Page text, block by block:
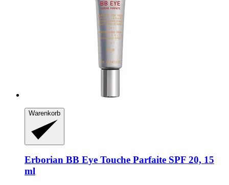
Warenkorb
Erborian BB Eye Touche Parfaite SPF 20, 15
ml